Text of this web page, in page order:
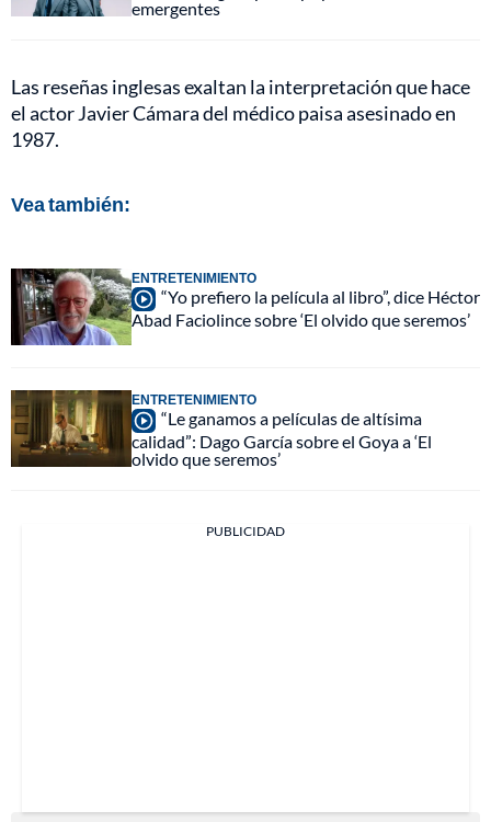
emergentes
Las reseñas inglesas exaltan la interpretación que hace
el actor Javier Cámara del médico paisa asesinado en
1987.
Vea también:
ENTRETENIMIENTO
“Yo prefiero la película al libro”, dice Héctor
Abad Faciolince sobre ‘El olvido que seremos’
ENTRETENIMIENTO
“Le ganamos a películas de altísima
calidad”: Dago García sobre el Goya a ‘El
olvido que seremos’
PUBLICIDAD